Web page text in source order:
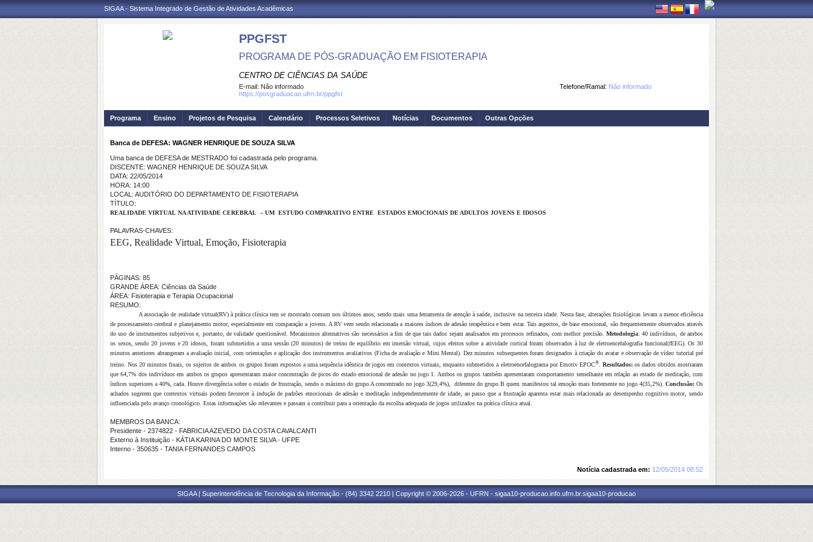
SIGAA - Sistema Integrado de Gestão de Atividades Acadêmicas
PPGFST
PROGRAMA DE PÓS-GRADUAÇÃO EM FISIOTERAPIA
CENTRO DE CIÊNCIAS DA SAÚDE
Telefone/Ramal: Não informado
E-mail: Não informado
https://posgraduacao.ufrn.br/ppgfst
Programa Ensino Projetos de Pesquisa Calendário Processos Seletivos Notícias Documentos Outras Opções
Banca de DEFESA: WAGNER HENRIQUE DE SOUZA SILVA
Uma banca de DEFESA de MESTRADO foi cadastrada pelo programa.
DISCENTE: WAGNER HENRIQUE DE SOUZA SILVA
DATA: 22/05/2014
HORA: 14:00
LOCAL: AUDITÓRIO DO DEPARTAMENTO DE FISIOTERAPIA
TÍTULO:
REALIDADE VIRTUAL NA ATIVIDADE CEREBRAL – UM ESTUDO COMPARATIVO ENTRE ESTADOS EMOCIONAIS DE ADULTOS JOVENS E IDOSOS
PALAVRAS-CHAVES:
EEG, Realidade Virtual, Emoção, Fisioterapia
PÁGINAS: 85
GRANDE ÁREA: Ciências da Saúde
ÁREA: Fisioterapia e Terapia Ocupacional
RESUMO:
A associação de realidade virtual(RV) à prática clínica tem se mostrado comum nos últimos anos, sendo mais uma ferramenta de atenção à saúde, inclusive na terceira idade. Nesta fase, alterações fisiológicas levam a menor eficiência
de processamento cerebral e planejamento motor, especialmente em comparação a jovens. A RV vem sendo relacionada a maiores índices de adesão terapêutica e bem estar. Tais aspectos, de base emocional, são frequentemente observados através
do uso de instrumentos subjetivos e, portanto, de validade questionável. Mecanismos alternativos são necessários a fim de que tais dados sejam analisados em processos refinados, com melhor precisão. Metodologia: 40 indivíduos, de ambos
os sexos, sendo 20 jovens e 20 idosos, foram submetidos a uma sessão (20 minutos) de treino de equilíbrio em imersão virtual, cujos efeitos sobre a atividade cortical foram observados à luz de eletroencefalografia funcional(fEEG). Os 30
minutos anteriores abrangeram a avaliação inicial, com orientações e aplicação dos instrumentos avaliativos (Ficha de avaliação e Mini Mental). Dez minutos subsequentes foram designados à criação do avatar e observação de vídeo tutorial pré
treino. Nos 20 minutos finais, os sujeitos de ambos os grupos foram expostos a uma sequência idêntica de jogos em contextos virtuais, enquanto submetidos a eletroencefalograma por Emotiv EPOC®. Resultados:os dados obtidos mostraram
que 64,7% dos indivíduos em ambos os grupos apresentaram maior concentração de picos do estado emocional de adesão no jogo 1. Ambos os grupos também apresentaram comportamento semelhante em relação ao estado de meditação, com
índices superiores a 40%, cada. Houve divergência sobre o estado de frustração, sendo o máximo do grupo A concentrado no jogo 3(29,4%), diferente do grupo B quem manifestou tal emoção mais fortemente no jogo 4(35,2%). Conclusão:Os
achados sugerem que contextos virtuais podem favorecer à indução de padrões emocionais de adesão e meditação independentemente de idade, ao passo que a frustração aparenta estar mais relacionada ao desempenho cognitivo motor, sendo
influenciada pelo avanço cronológico. Estas informações são relevantes e passam a contribuir para a orientação da escolha adequada de jogos utilizados na prática clínica atual.
MEMBROS DA BANCA:
Presidente - 2374822 - FABRICIA AZEVEDO DA COSTA CAVALCANTI
Externo à Instituição - KÁTIA KARINA DO MONTE SILVA - UFPE
Interno - 350635 - TANIA FERNANDES CAMPOS
Notícia cadastrada em: 12/05/2014 08:52
SIGAA | Superintendência de Tecnologia da Informação - (84) 3342 2210 | Copyright © 2006-2026 - UFRN - sigaa10-producao.info.ufrn.br.sigaa10-producao